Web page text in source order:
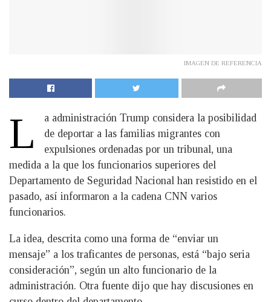
IMAGEN DE REFERENCIA
L
a administración Trump considera la posibilidad
de deportar a las familias migrantes con
expulsiones ordenadas por un tribunal, una
medida a la que los funcionarios superiores del
Departamento de Seguridad Nacional han resistido en el
pasado, así informaron a la cadena CNN varios
funcionarios.
La idea, descrita como una forma de “enviar un
mensaje” a los traficantes de personas, está “bajo seria
consideración”, según un alto funcionario de la
administración. Otra fuente dijo que hay discusiones en